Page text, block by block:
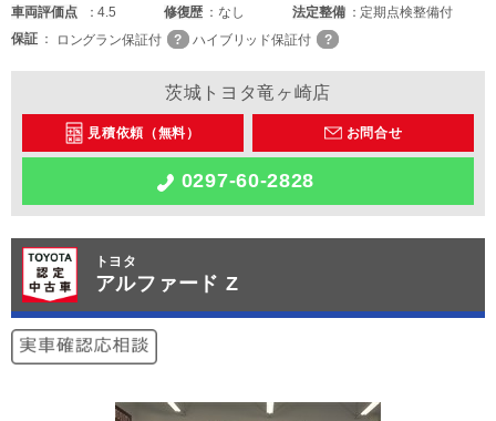
車両評価点 4.5 修復歴 なし 法定整備
定期点検整備付
保証
ロングラン保証付 ハイブリッド保証付
茨城トヨタ竜ヶ崎店
見積依頼（無料） お問合せ
0297-60-2828
トヨタ
アルファード Z